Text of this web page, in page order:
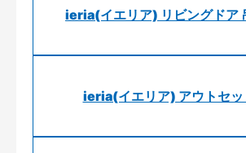
ieria(イエリア) リビングドア
ieria(イエリア) アウトセッ